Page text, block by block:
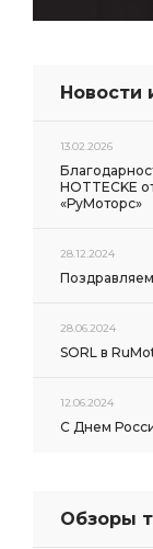
Новости
13.02.2026
HOTTECKE
«РуМоторс»
28.12.2024
28.06.2024
SORL в
12.06.2024
С Днем
Обзоры